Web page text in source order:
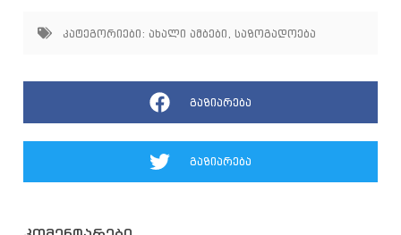
კატეგორიები: ახალი ამბები საზოგადოება
გაზიარება
გაზიარება